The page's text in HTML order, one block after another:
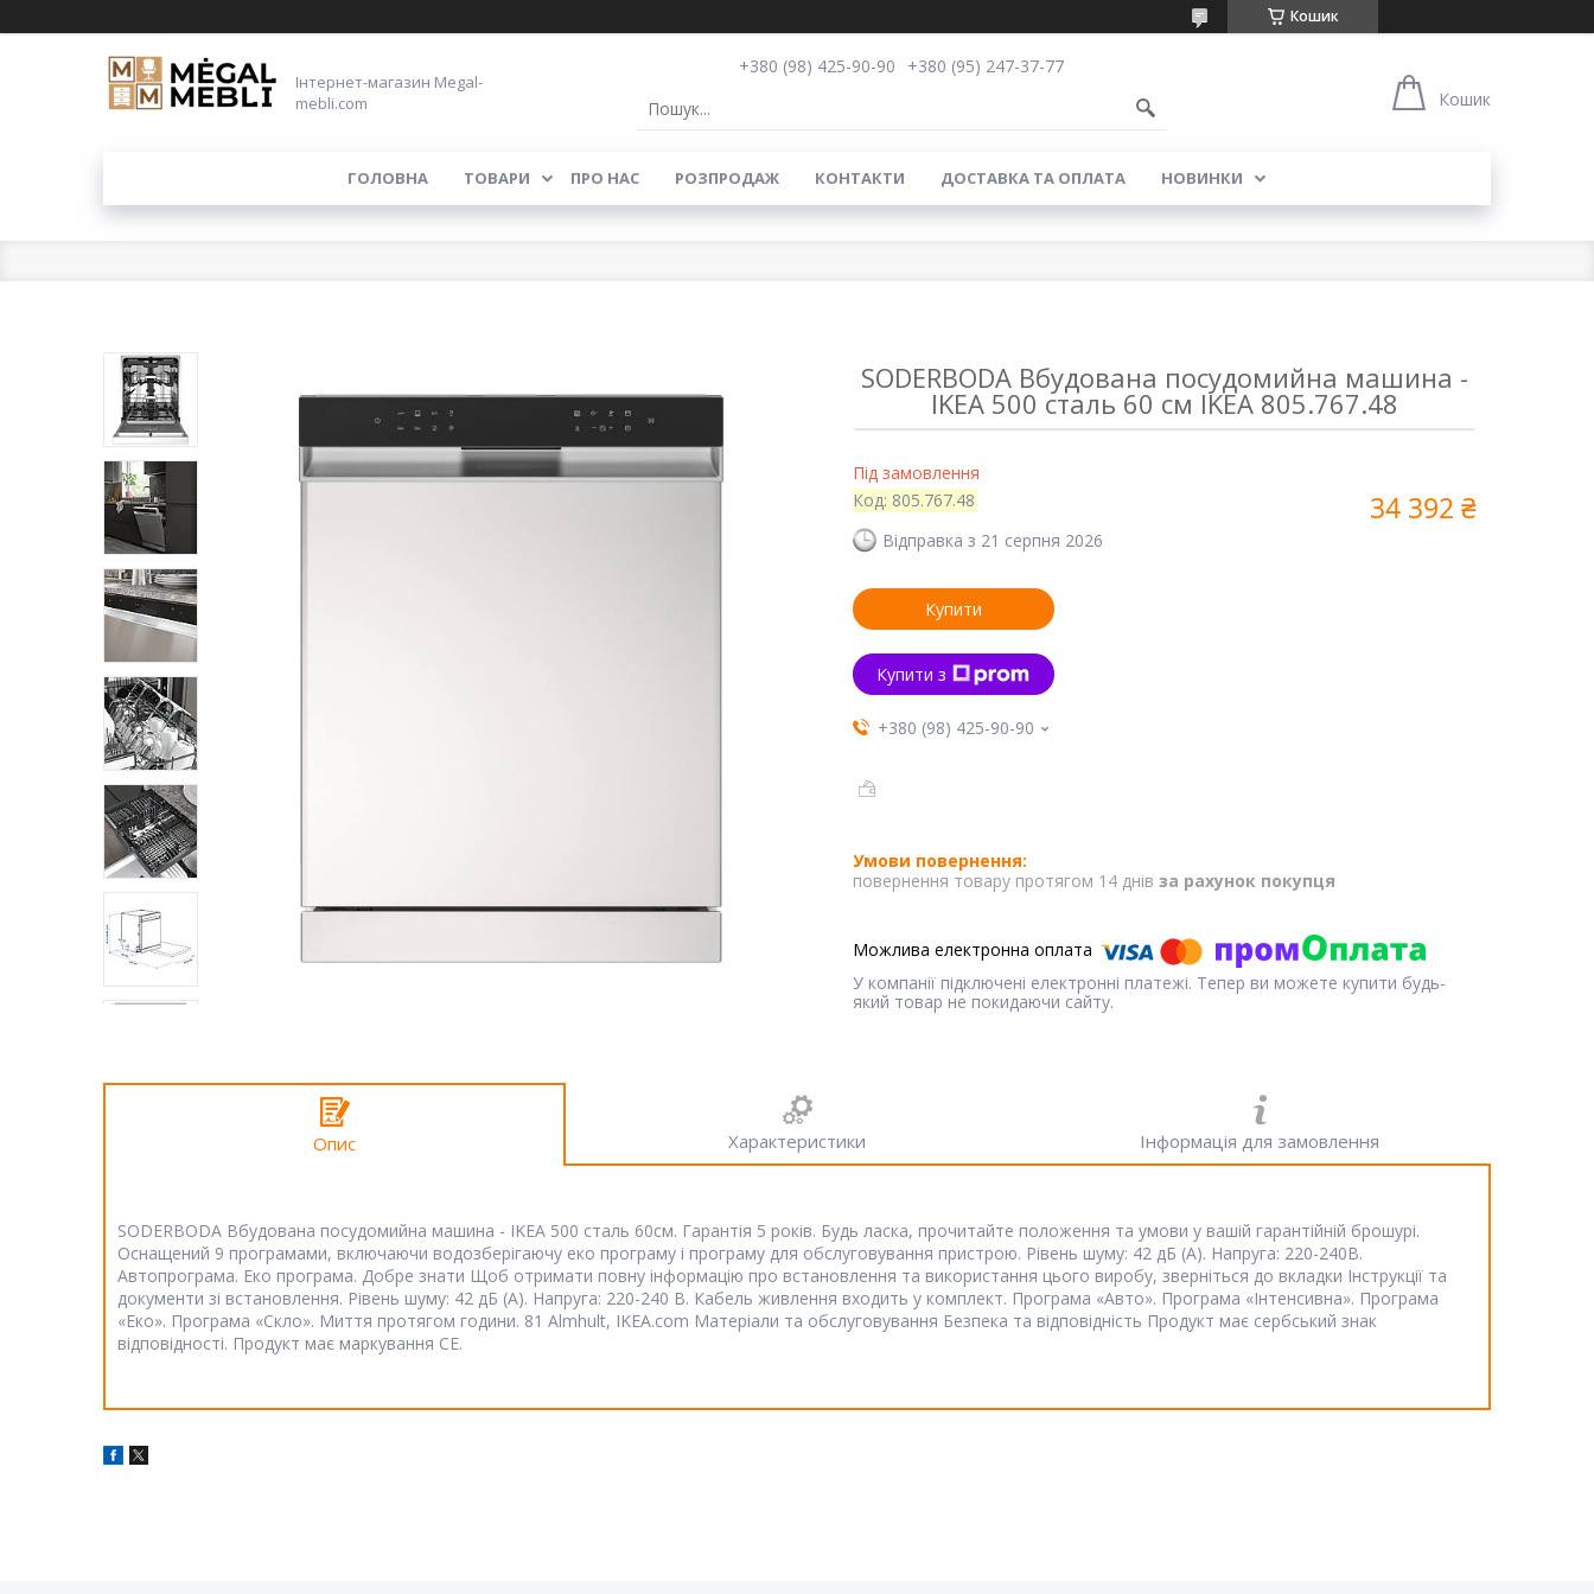
Кошик
Інтернет-магазин Megal-
mebli.com
+380 (98) 425-90-90
+380 (95) 247-37-77
Кошик
ГОЛОВНА ТОВАРИ ПРО НАС РОЗПРОДАЖ КОНТАКТИ ДОСТАВКА ТА ОПЛАТА НОВИНКИ
SODERBODA Вбудована посудомийна машина -
IKEA 500 сталь 60 см IKEA 805.767.48
Під замовлення
Код: 805.767.48
Відправка з 21 серпня 2026
34 392 ₴
Купити
Купити з
+380 (98) 425-90-90
повернення товару протягом 14 днів за рахунок покупця
У компанії підключені електронні платежі. Тепер ви можете купити будь-
який товар не покидаючи сайту.
Опис Характеристики Інформація для замовлення
SODERBODA Вбудована посудомийна машина - IKEA 500 сталь 60см. Гарантія 5 років. Будь ласка, прочитайте положення та умови у вашій гарантійній брошурі.
Оснащений 9 програмами, включаючи водозберігаючу еко програму і програму для обслуговування пристрою. Рівень шуму: 42 дБ (А). Напруга: 220-240В.
Автопрограма. Еко програма. Добре знати Щоб отримати повну інформацію про встановлення та використання цього виробу, зверніться до вкладки Інструкції та
документи зі встановлення. Рівень шуму: 42 дБ (A). Напруга: 220-240 В. Кабель живлення входить у комплект. Програма «Авто». Програма «Інтенсивна». Програма
«Еко». Програма «Скло». Миття протягом години. 81 Almhult, IKEA.com Матеріали та обслуговування Безпека та відповідність Продукт має сербський знак
відповідності. Продукт має маркування CE.